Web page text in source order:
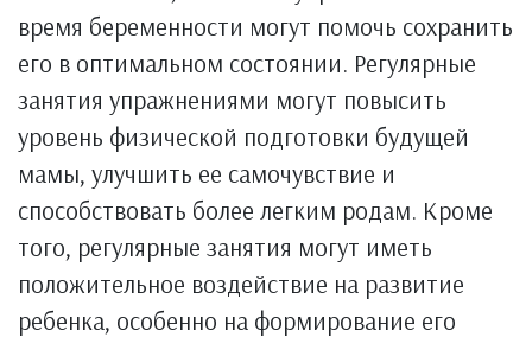
время беременности могут помочь сохранить
его в оптимальном состоянии. Регулярные
занятия упражнениями могут повысить
уровень физической подготовки будущей
мамы, улучшить ее самочувствие и
способствовать более легким родам. Кроме
того, регулярные занятия могут иметь
положительное воздействие на развитие
ребенка, особенно на формирование его